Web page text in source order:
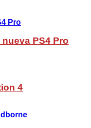
PS4 Pro
4